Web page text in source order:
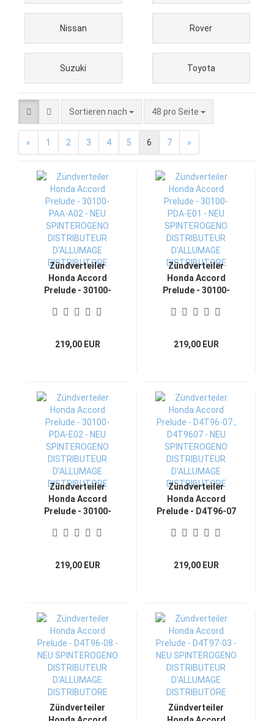
Nissan Rover
Suzuki Toyota
Sortieren nach
Sortieren nach 48 pro Seite
pro Seite
« 1 2 3 4 5 6 7 »
Zündverteiler
Honda Accord
Prelude - 30100-
SPINTEROGENO
D'ALLUMAGE
DISTRIBUTORE
219,00 EUR
Zündverteiler
Honda Accord
Prelude - 30100-
SPINTEROGENO
D'ALLUMAGE
DISTRIBUTORE
219,00 EUR
Zündverteiler
Honda Accord
Prelude - 30100-
SPINTEROGENO
D'ALLUMAGE
DISTRIBUTORE
219,00 EUR
Zündverteiler
Honda Accord
Prelude - D4T96-07
SPINTEROGENO
D'ALLUMAGE
DISTRIBUTORE
219,00 EUR
Zündverteiler
Zündverteiler